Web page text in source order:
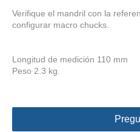
Verifique el mandril con la
configurar macro chucks.
Longitud de medición 110 mm
Peso 2.3 kg.